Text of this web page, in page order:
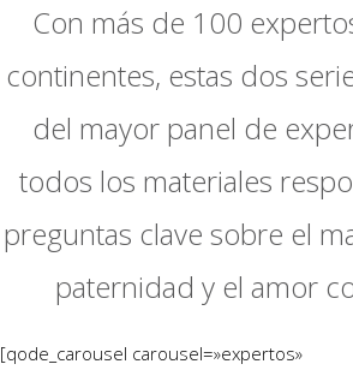
Con más de 100
continentes, estas dos
del mayor panel de
todos los materiales
preguntas clave sobre el
paternidad y el amor
[qode_carousel carousel=»expertos»